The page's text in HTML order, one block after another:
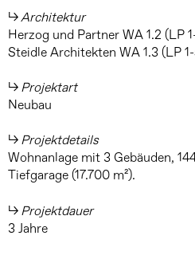
Architektur
Herzog und Partner WA 1.2 (LP
Steidle Architekten WA 1.3 (LP
Projektart
Neubau
Projektdetails
Wohnanlage mit 3 Gebäuden,
Tiefgarage (17.700 m²).
Projektdauer
3 Jahre